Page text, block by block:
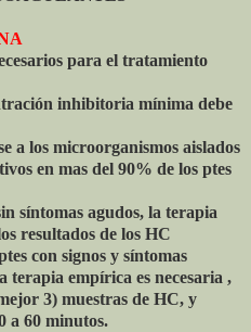
para el tratamiento
inhibitoria mínima debe
a los microorganismos aislados
en mas del 90% de los ptes
síntomas agudos, la terapia
resultados de los HC
con signos y síntomas
terapia empírica es necesaria ,
3) muestras de HC, y
a 60 minutos.